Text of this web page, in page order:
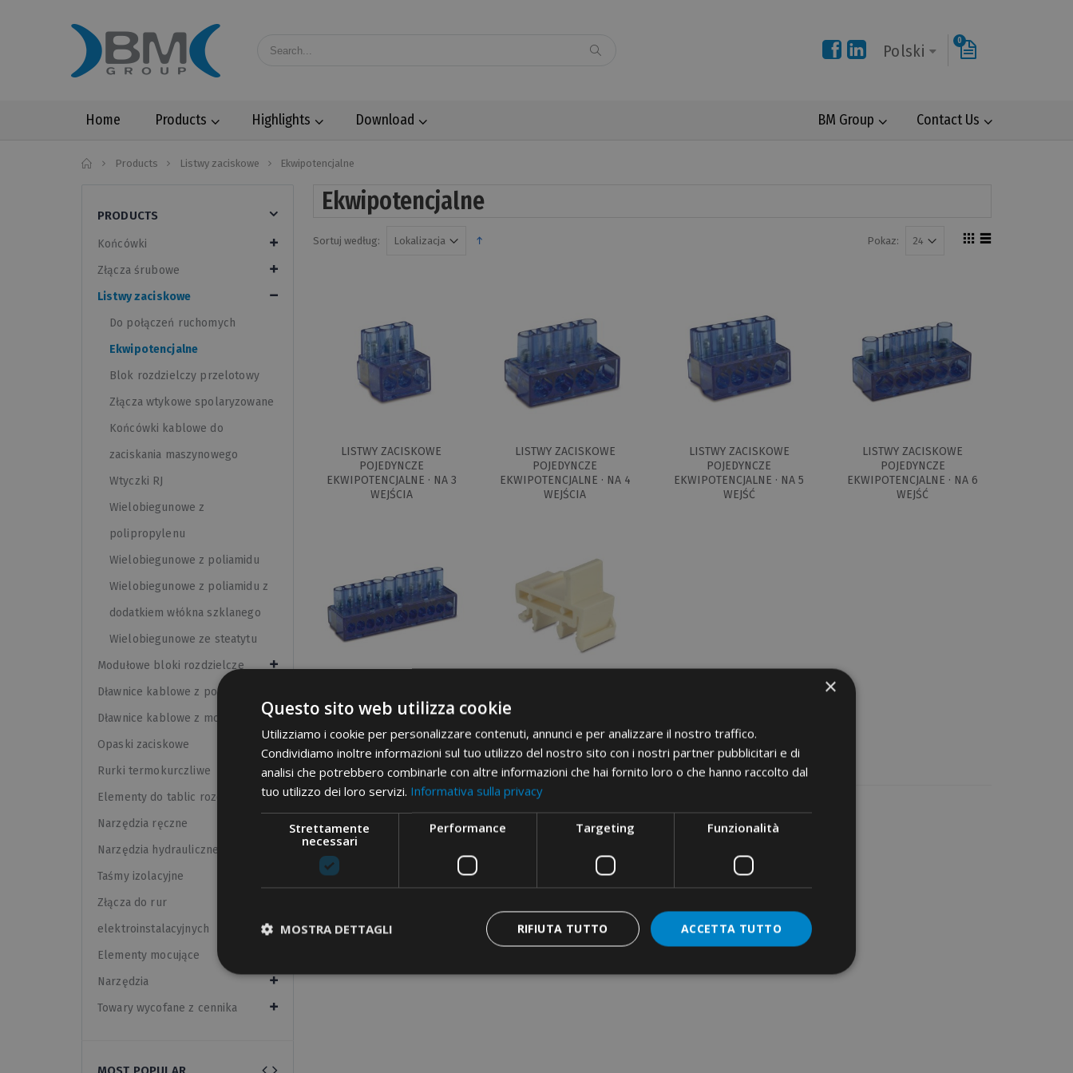
Polski
0
Home Products Highlights Download Contact Us
BM Group
Home
Products Listwy zaciskowe Ekwipotencjalne
Ekwipotencjalne
Sortuj według: Pokaz:
LISTWY ZACISKOWE
POJEDYNCZE
EKWIPOTENCJALNE · NA 3
WEJŚCIA
LISTWY ZACISKOWE
POJEDYNCZE
EKWIPOTENCJALNE · NA 4
WEJŚCIA
LISTWY ZACISKOWE
POJEDYNCZE
EKWIPOTENCJALNE · NA 5
WEJŚĆ
LISTWY ZACISKOWE
POJEDYNCZE
EKWIPOTENCJALNE · NA 6
WEJŚĆ
POJEDYNCZE
WEJŚĆ
WEJŚCIAMI · WSPORNIK DO
MONTAŻU NA SZYNIE DIN
PRODUCTS
Końcówki
Złącza śrubowe
Listwy zaciskowe
Do połączeń ruchomych
Ekwipotencjalne
Blok rozdzielczy przelotowy
Złącza wtykowe spolaryzowane
Końcówki kablowe do
zaciskania maszynowego
Wtyczki RJ
Wielobiegunowe z
polipropylenu
Wielobiegunowe z poliamidu
Wielobiegunowe z poliamidu z
dodatkiem włókna szklanego
Wielobiegunowe ze steatytu
Modułowe bloki rozdzielcze
Dławnice kablowe z poliamidu
Dławnice kablowe z mosiądzu
Opaski zaciskowe
Rurki termokurczliwe
Elementy do tablic rozdzielczych
Narzędzia ręczne
Narzędzia hydrauliczne
Taśmy izolacyjne
Złącza do rur
elektroinstalacyjnych
Elementy mocujące
Narzędzia
Towary wycofane z cennika
×
Questo sito web utilizza cookie
Utilizziamo i cookie per personalizzare contenuti, annunci e per analizzare il nostro traffico.
Condividiamo inoltre informazioni sul tuo utilizzo del nostro sito con i nostri partner pubblicitari e di
analisi che potrebbero combinarle con altre informazioni che hai fornito loro o che hanno raccolto dal
tuo utilizzo dei loro servizi. Informativa sulla privacy
Strettamente
necessari
Performance Targeting Funzionalità
ACCETTA TUTTO
RIFIUTA TUTTO
MOSTRA DETTAGLI